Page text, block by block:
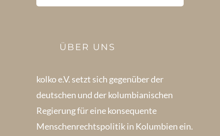
ÜBER UNS
kolko e.V. setzt sich gegenüber der
deutschen und der kolumbianischen
Regierung für eine konsequente
Menschenrechts­politik in Kolum­bien ein.